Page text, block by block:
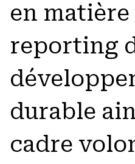
en matière
reporting
durable
cadre